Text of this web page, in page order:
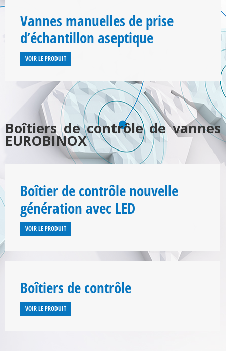
Vannes manuelles de prise
d’échantillon aseptique
VOIR LE PRODUIT
Boîtiers de contrôle de vannes
EUROBINOX
Boîtier de contrôle nouvelle
génération avec LED
VOIR LE PRODUIT
Boîtiers de contrôle
VOIR LE PRODUIT